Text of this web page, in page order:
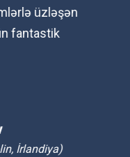
üzləşən
İrlandiya)